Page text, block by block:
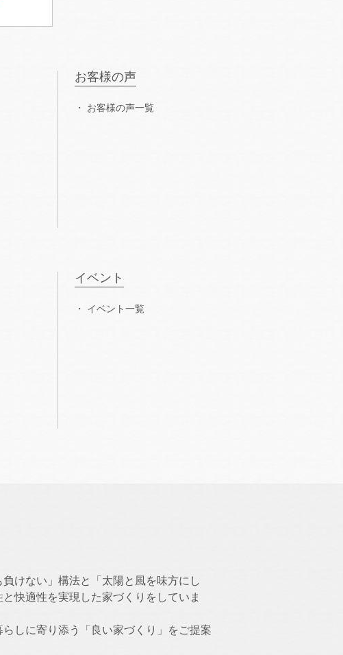
お客様の声
お客様の声一覧
イベント
イベント一覧
負けない」構法と「太陽と風を味方にし
快適性を実現した家づくりをしていま
しに寄り添う「良い家づくり」をご提案